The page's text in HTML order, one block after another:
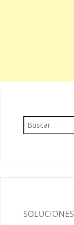
Buscar:
SOLUCIONES